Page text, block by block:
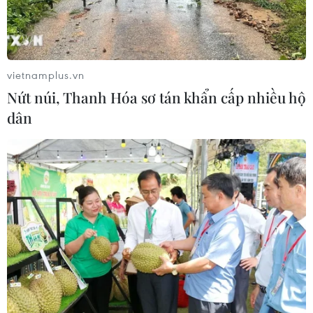
trong lịch sử
04/08/2026 15:17
Tây Ban Nha phát trực tiếp nhật thực
toàn phần từ độ cao 9.000 m
04/08/2026 13:23
Tàu chở hàng của Thổ Nhĩ Kỳ bị tấn
công trên Biển Đen
04/08/2026 05:54
Vì sao Google khiến Mỹ và
EU đối đầu về chủ quyền số?
vietnamplus.vn
Nứt núi, Thanh Hóa sơ tán khẩn cấp nhiều hộ
dân